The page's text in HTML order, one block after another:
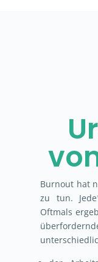
Burnout hat
zu tun.
Oftmals